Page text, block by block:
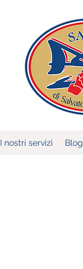
I nostri servizi Blog